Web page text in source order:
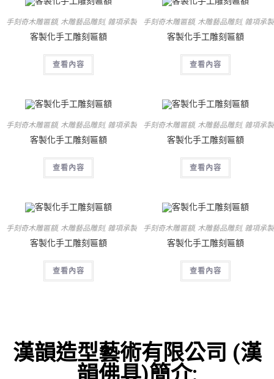
手刻奇木雕匾額, 木雕藝品雕刻, 雜項承製
客製化手工雕刻匾額
查看內容
手刻奇木雕匾額, 木雕藝品雕刻, 雜項承製
客製化手工雕刻匾額
查看內容
手刻奇木雕匾額, 木雕藝品雕刻, 雜項承製
客製化手工雕刻匾額
查看內容
手刻奇木雕匾額, 木雕藝品雕刻, 雜項承製
客製化手工雕刻匾額
查看內容
手刻奇木雕匾額, 木雕藝品雕刻, 雜項承製
客製化手工雕刻匾額
查看內容
手刻奇木雕匾額, 木雕藝品雕刻, 雜項承製
客製化手工雕刻匾額
查看內容
漢韻造型藝術有限公司 (漢